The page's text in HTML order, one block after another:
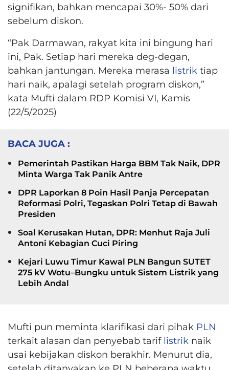
signifikan, bahkan mencapai 30%- 50% dari
sebelum diskon.
“Pak Darmawan, rakyat kita ini bingung hari
ini, Pak. Setiap hari mereka deg-degan,
bahkan jantungan. Mereka merasa listrik tiap
hari naik, apalagi setelah program diskon,”
kata Mufti dalam RDP Komisi VI, Kamis
(22/5/2025)
BACA JUGA :
Pemerintah Pastikan Harga BBM Tak Naik, DPR
Minta Warga Tak Panik Antre
DPR Laporkan 8 Poin Hasil Panja Percepatan
Reformasi Polri, Tegaskan Polri Tetap di Bawah
Presiden
Soal Kerusakan Hutan, DPR: Menhut Raja Juli
Antoni Kebagian Cuci Piring
Kejari Luwu Timur Kawal PLN Bangun SUTET
275 kV Wotu–Bungku untuk Sistem Listrik yang
Lebih Andal
Mufti pun meminta klarifikasi dari pihak PLN
terkait alasan dan penyebab tarif listrik naik
usai kebijakan diskon berakhir. Menurut dia,